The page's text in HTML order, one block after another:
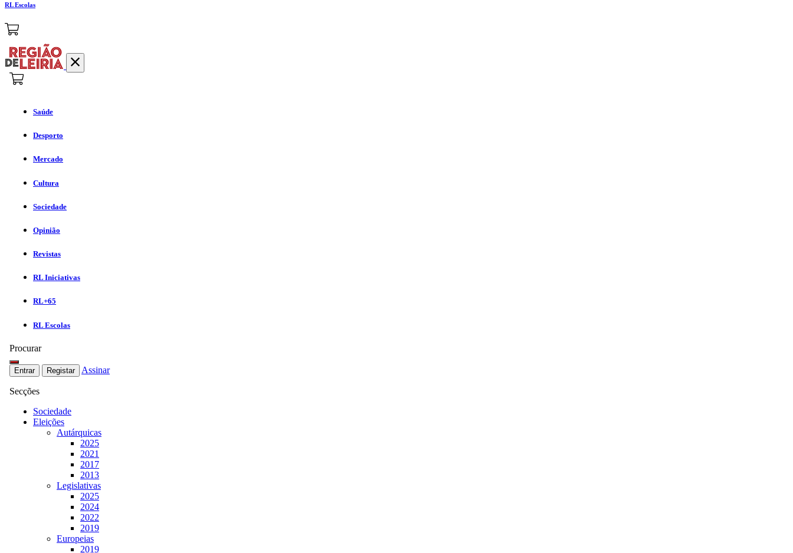
RL Escolas
Saúde
Desporto
Mercado
Cultura
Sociedade
Opinião
Revistas
RL Iniciativas
RL+65
RL Escolas
Procurar
Entrar Registar Assinar
Secções
Sociedade
Eleições
Autárquicas
2025
2021
2017
2013
Legislativas
2025
2024
2022
2019
Europeias
2019